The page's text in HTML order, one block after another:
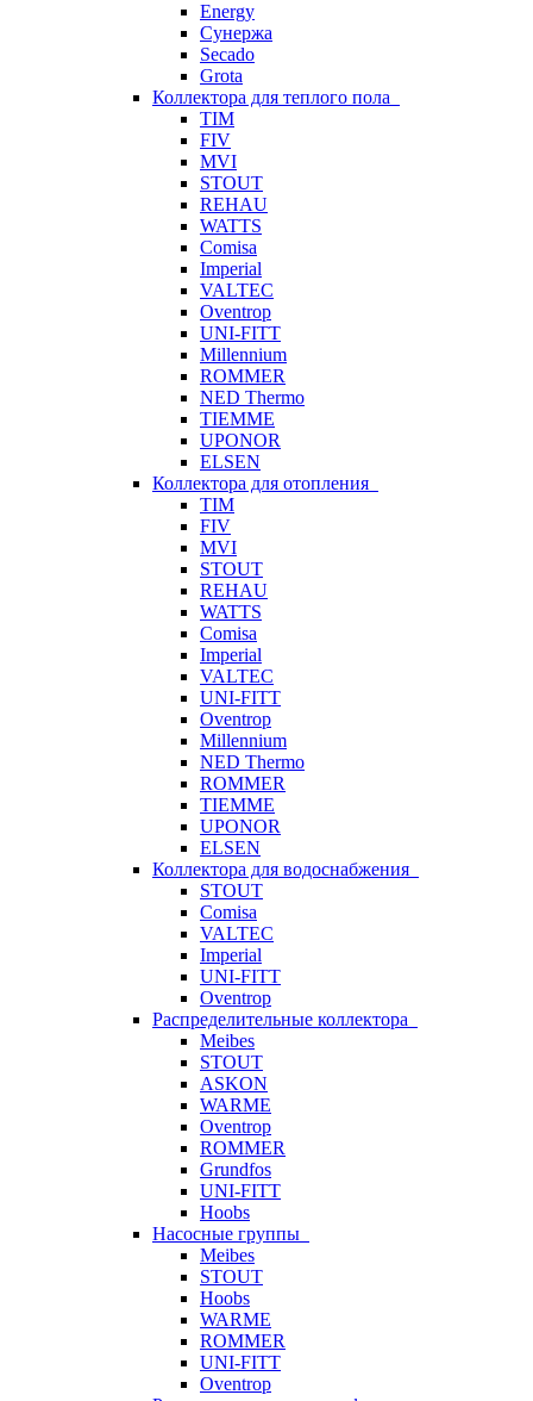
Energy
Сунержа
Secado
Grota
Коллектора для теплого пола
TIM
FIV
MVI
STOUT
REHAU
WATTS
Comisa
Imperial
VALTEC
Oventrop
UNI-FITT
Millennium
ROMMER
NED Thermo
TIEMME
UPONOR
ELSEN
Коллектора для отопления
TIM
FIV
MVI
STOUT
REHAU
WATTS
Comisa
Imperial
VALTEC
UNI-FITT
Oventrop
Millennium
NED Thermo
ROMMER
TIEMME
UPONOR
ELSEN
Коллектора для водоснабжения
STOUT
Comisa
VALTEC
Imperial
UNI-FITT
Oventrop
Распределительные коллектора
Meibes
STOUT
ASKON
WARME
Oventrop
ROMMER
Grundfos
UNI-FITT
Hoobs
Насосные группы
Meibes
STOUT
Hoobs
WARME
ROMMER
UNI-FITT
Oventrop